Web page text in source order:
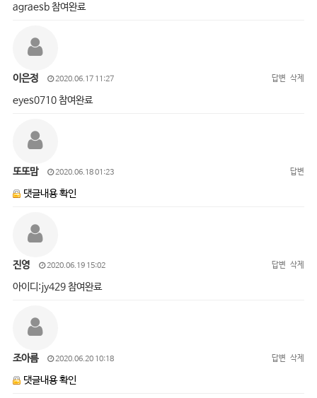
agraesb 참여완료
이은정 2020.06.17 11:27 답변 삭제
eyes0710 참여완료
또또맘 2020.06.18 01:23 답변
댓글내용 확인
진영 2020.06.19 15:02 답변 삭제
아이디:jy429 참여완료
조아름 2020.06.20 10:18 답변 삭제
댓글내용 확인